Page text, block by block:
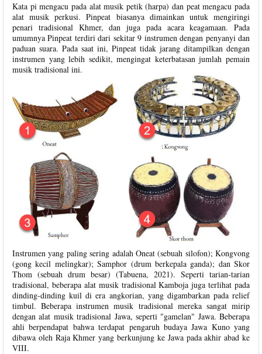
Kata pi mengacu pada alat musik petik (harpa) dan peat mengacu pada
alat musik perkusi. Pinpeat biasanya dimainkan untuk mengiringi
penari tradisional Khmer, dan juga pada acara keagamaan. Pada
umumnya Pinpeat terdiri dari sekitar 9 instrumen dengan penyanyi dan
paduan suara. Pada saat ini, Pinpeat tidak jarang ditampilkan dengan
instrumen yang lebih sedikit, mengingat keterbatasan jumlah pemain
musik tradisional ini.
Instrumen yang paling sering adalah Oneat (sebuah silofon); Kongvong
(gong kecil melingkar); Samphor (drum berkepala ganda); dan Skor
Thom (sebuah drum besar) (Tabuena, 2021). Seperti tarian-tarian
tradisional, beberapa alat musik tradisional Kamboja juga terlihat pada
dinding-dinding kuil di era angkorian, yang digambarkan pada relief
timbul. Beberapa instrumen musik tradisional mereka sangat mirip
dengan alat musik tradisional Jawa, seperti "gamelan" Jawa. Beberapa
ahli berpendapat bahwa terdapat pengaruh budaya Jawa Kuno yang
dibawa oleh Raja Khmer yang berkunjung ke Jawa pada akhir abad ke
VIII.